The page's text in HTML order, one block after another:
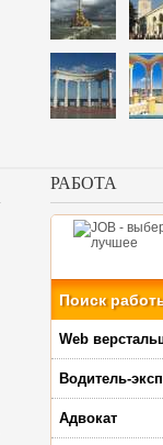
РАБОТА
Поиск
Web
Водитель-
Адвокат